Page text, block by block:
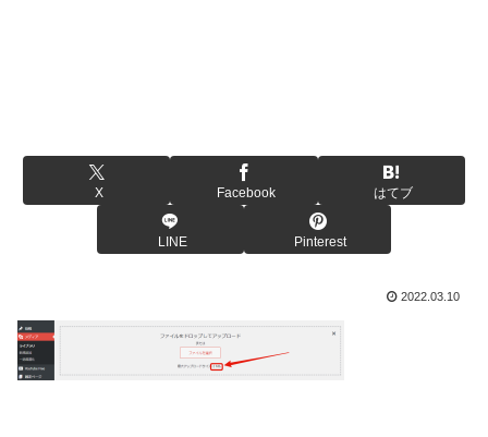
X Facebook はてブ
LINE Pinterest
2022.03.10